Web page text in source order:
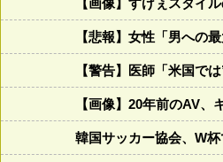
【悲報】女性「男への
【警告】医師「米国で
【画像】20年前のAV
韓国サッカー協会、W